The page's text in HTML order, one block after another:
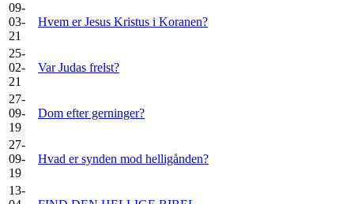
09-
03-
21
Hvem er Jesus Kristus i Koranen?
25-
02-
21
Var Judas frelst?
27-
09-
19
Dom efter gerninger?
27-
09-
19
Hvad er synden mod helligånden?
13-